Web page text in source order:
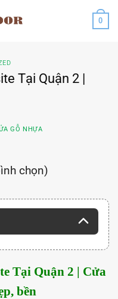
0
Tại Quận 2 |
GỖ NHỰA
chọn)
Tại Quận 2 | Cửa
bền